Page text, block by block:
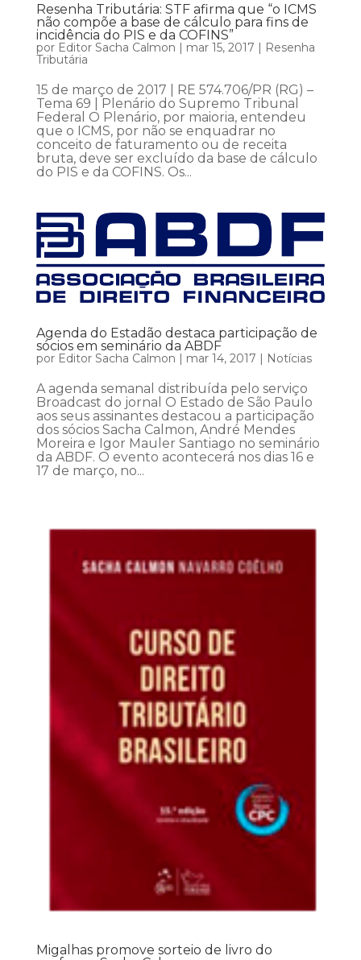
Resenha Tributária: STF afirma que “o ICMS
não compõe a base de cálculo para fins de
incidência do PIS e da COFINS”
por Editor Sacha Calmon | mar 15, 2017 | Resenha
Tributária
15 de março de 2017 | RE 574.706/PR (RG) –
Tema 69 | Plenário do Supremo Tribunal
Federal O Plenário, por maioria, entendeu
que o ICMS, por não se enquadrar no
conceito de faturamento ou de receita
bruta, deve ser excluído da base de cálculo
do PIS e da COFINS. Os...
Agenda do Estadão destaca participação de
sócios em seminário da ABDF
por Editor Sacha Calmon | mar 14, 2017 | Notícias
A agenda semanal distribuída pelo serviço
Broadcast do jornal O Estado de São Paulo
aos seus assinantes destacou a participação
dos sócios Sacha Calmon, André Mendes
Moreira e Igor Mauler Santiago no seminário
da ABDF. O evento acontecerá nos dias 16 e
17 de março, no...
Migalhas promove sorteio de livro do